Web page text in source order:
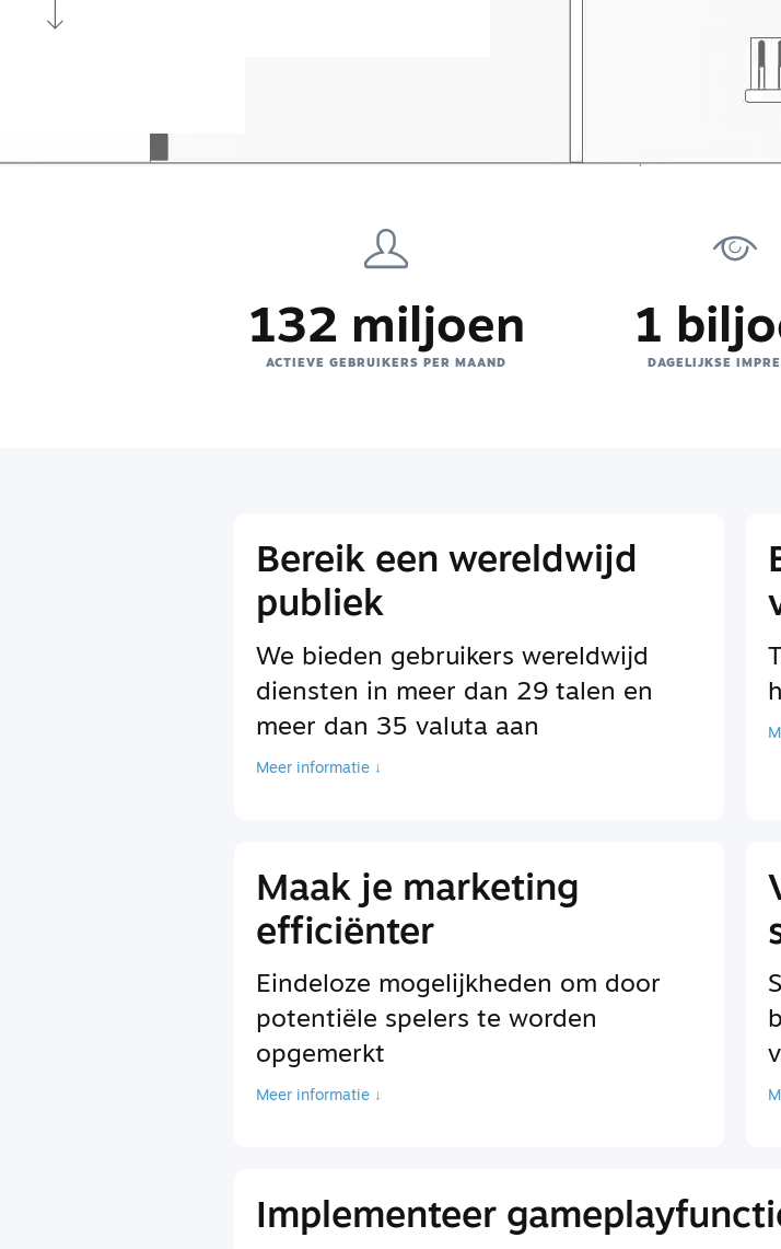
132 miljoen
ACTIEVE GEBRUIKERS PER MAAND
1
DAGELIJKSE
Bereik een wereldwijd
publiek
We bieden gebruikers wereldwijd
diensten in meer dan 29 talen en
meer dan 35 valuta aan
Meer informatie ↓
Maak je marketing
efficiënter
Eindeloze mogelijkheden om door
potentiële spelers te worden
opgemerkt
Meer informatie ↓
Implementeer